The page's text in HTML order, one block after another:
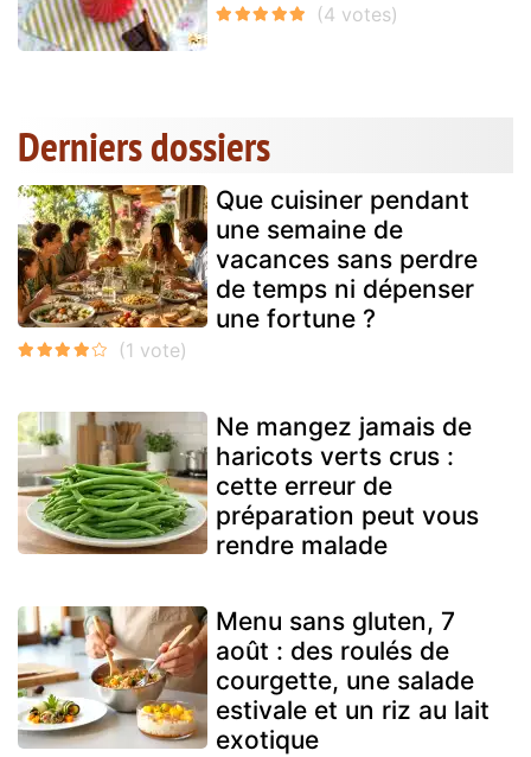
Derniers dossiers
Que cuisiner pendant
une semaine de
vacances sans perdre
de temps ni dépenser
une fortune ?
Ne mangez jamais de
haricots verts crus :
cette erreur de
préparation peut vous
rendre malade
Menu sans gluten, 7
août : des roulés de
courgette, une salade
estivale et un riz au lait
exotique